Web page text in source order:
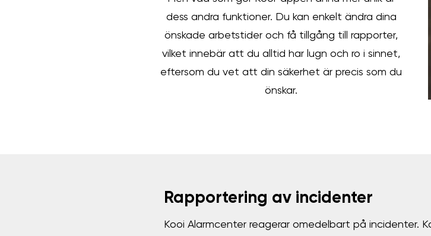
dess andra funktioner. Du kan enkelt ändra dina
önskade arbetstider och få tillgång till rapporter,
vilket innebär att du alltid har lugn och ro i sinnet,
eftersom du vet att din säkerhet är precis som du
önskar.
Rapportering av incidenter
Kooi Alarmcenter reagerar omedelbart på incidenter.